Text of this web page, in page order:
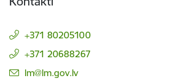
+371 80205100
+371 20688267
E-pasts:
lm@lm.gov.lv